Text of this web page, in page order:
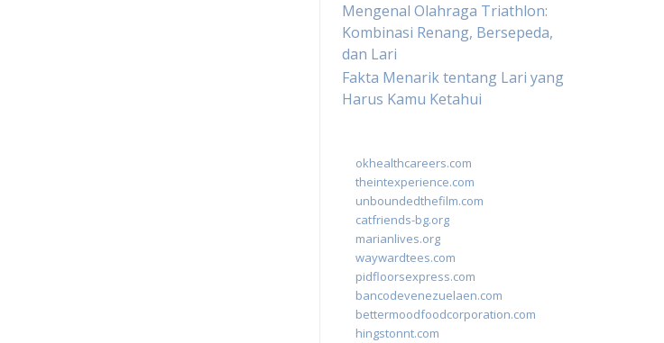
Mengenal Olahraga Triathlon:
Kombinasi Renang, Bersepeda,
dan Lari
Fakta Menarik tentang Lari yang
Harus Kamu Ketahui
okhealthcareers.com
theintexperience.com
unboundedthefilm.com
catfriends-bg.org
marianlives.org
waywardtees.com
pidfloorsexpress.com
bancodevenezuelaen.com
bettermoodfoodcorporation.com
hingstonnt.com